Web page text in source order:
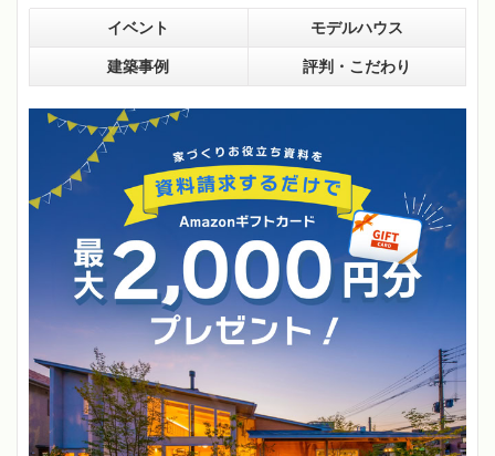
イベント モデルハウス
建築事例 評判・こだわり